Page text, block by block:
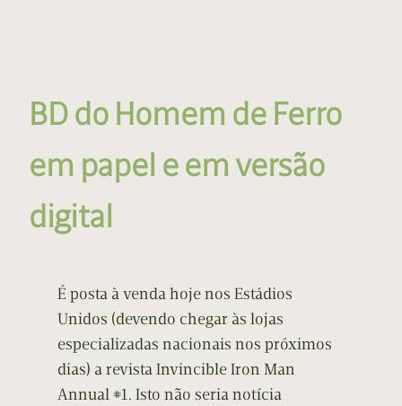
BD do Homem de Ferro
em papel e em versão
digital
É posta à venda hoje nos Estádios
Unidos (devendo chegar às lojas
especializadas nacionais nos próximos
dias) a revista Invincible Iron Man
Annual #1. Isto não seria notícia